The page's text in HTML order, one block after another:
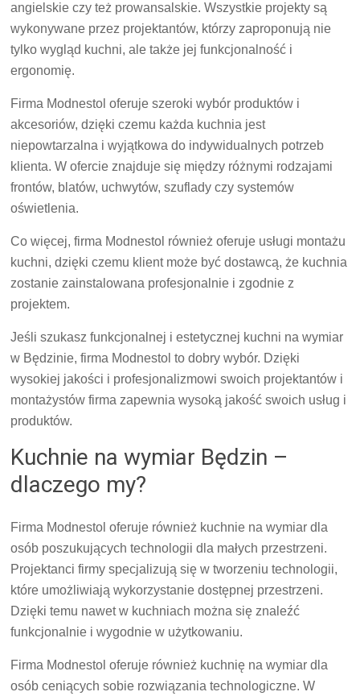
angielskie czy też prowansalskie. Wszystkie projekty są
wykonywane przez projektantów, którzy zaproponują nie
tylko wygląd kuchni, ale także jej funkcjonalność i
ergonomię.
Firma Modnestol oferuje szeroki wybór produktów i
akcesoriów, dzięki czemu każda kuchnia jest
niepowtarzalna i wyjątkowa do indywidualnych potrzeb
klienta. W ofercie znajduje się między różnymi rodzajami
frontów, blatów, uchwytów, szuflady czy systemów
oświetlenia.
Co więcej, firma Modnestol również oferuje usługi montażu
kuchni, dzięki czemu klient może być dostawcą, że kuchnia
zostanie zainstalowana profesjonalnie i zgodnie z
projektem.
Jeśli szukasz funkcjonalnej i estetycznej kuchni na wymiar
w Będzinie, firma Modnestol to dobry wybór. Dzięki
wysokiej jakości i profesjonalizmowi swoich projektantów i
montażystów firma zapewnia wysoką jakość swoich usług i
produktów.
Kuchnie na wymiar Będzin –
dlaczego my?
Firma Modnestol oferuje również kuchnie na wymiar dla
osób poszukujących technologii dla małych przestrzeni.
Projektanci firmy specjalizują się w tworzeniu technologii,
które umożliwiają wykorzystanie dostępnej przestrzeni.
Dzięki temu nawet w kuchniach można się znaleźć
funkcjonalnie i wygodnie w użytkowaniu.
Firma Modnestol oferuje również kuchnię na wymiar dla
osób ceniących sobie rozwiązania technologiczne. W